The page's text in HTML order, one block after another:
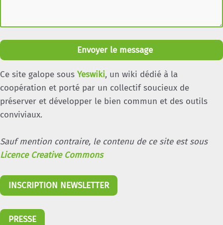
Envoyer le message
Ce site galope sous Yeswiki, un wiki dédié à la
coopération et porté par un collectif soucieux de
préserver et développer le bien commun et des outils
conviviaux.
Sauf mention contraire, le contenu de ce site est sous
Licence Creative Commons
INSCRIPTION NEWSLETTER
PRESSE